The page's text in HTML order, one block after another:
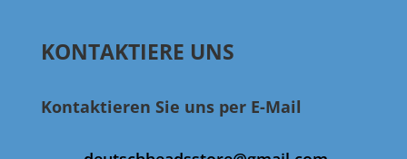
€3,941.00.
is:
€50.00.
KONTAKTIERE UNS
Kontaktieren Sie uns per E-Mail